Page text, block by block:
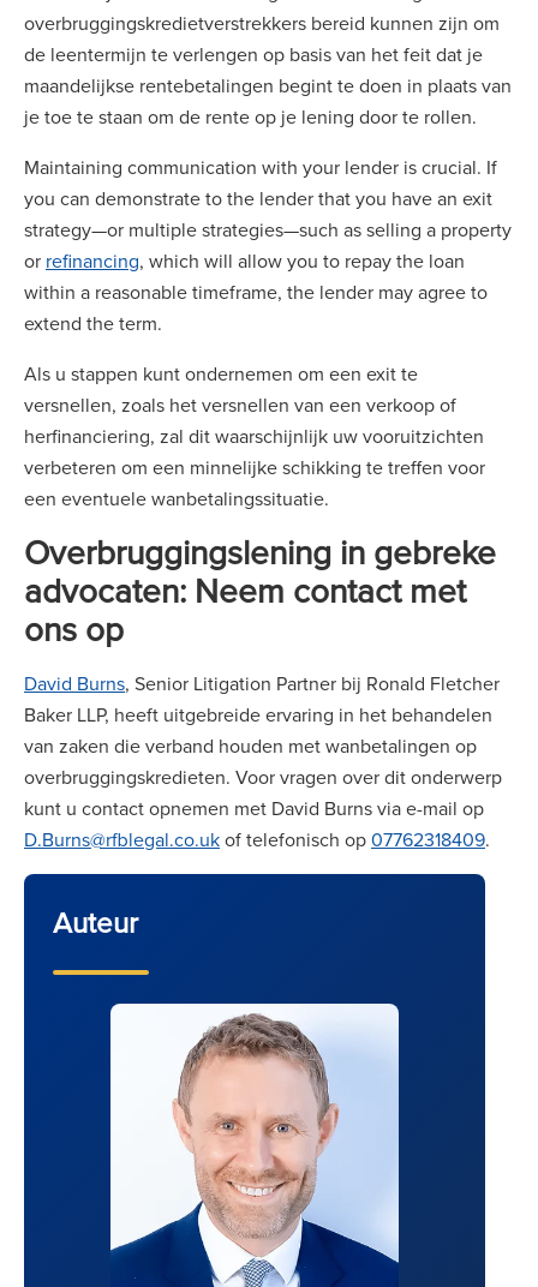
overbruggingskredietverstrekkers bereid kunnen zijn om
de leentermijn te verlengen op basis van het feit dat je
maandelijkse rentebetalingen begint te doen in plaats van
je toe te staan om de rente op je lening door te rollen.
Maintaining communication with your lender is crucial. If
you can demonstrate to the lender that you have an exit
strategy—or multiple strategies—such as selling a property
or refinancing, which will allow you to repay the loan
within a reasonable timeframe, the lender may agree to
extend the term.
Als u stappen kunt ondernemen om een exit te
versnellen, zoals het versnellen van een verkoop of
herfinanciering, zal dit waarschijnlijk uw vooruitzichten
verbeteren om een minnelijke schikking te treffen voor
een eventuele wanbetalingssituatie.
Overbruggingslening in gebreke
advocaten: Neem contact met
ons op
David Burns, Senior Litigation Partner bij Ronald Fletcher
Baker LLP, heeft uitgebreide ervaring in het behandelen
van zaken die verband houden met wanbetalingen op
overbruggingskredieten. Voor vragen over dit onderwerp
kunt u contact opnemen met David Burns via e-mail op
D.Burns@rfblegal.co.ukof telefonisch op07762318409.
Auteur